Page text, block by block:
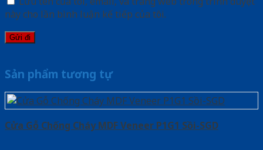
này cho lần bình luận kế tiếp của tôi.
Sản phẩm tương tự
Cửa Gỗ Chống Cháy MDF Veneer P1G1 Sồi-SGD